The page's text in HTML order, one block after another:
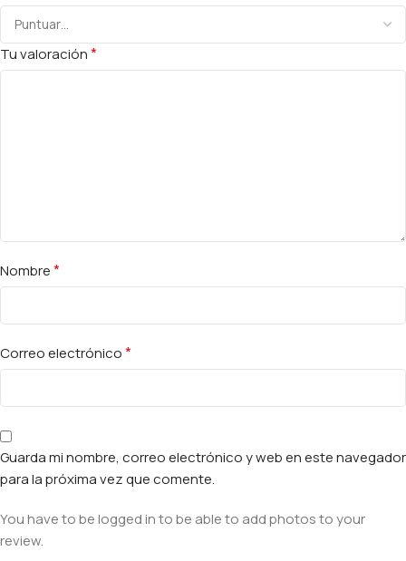
Tu valoración*
Nombre*
Correo electrónico*
Guarda mi nombre, correo electrónico y web en este navegador
para la próxima vez que comente.
You have to be logged in to be able to add photos to your
review.